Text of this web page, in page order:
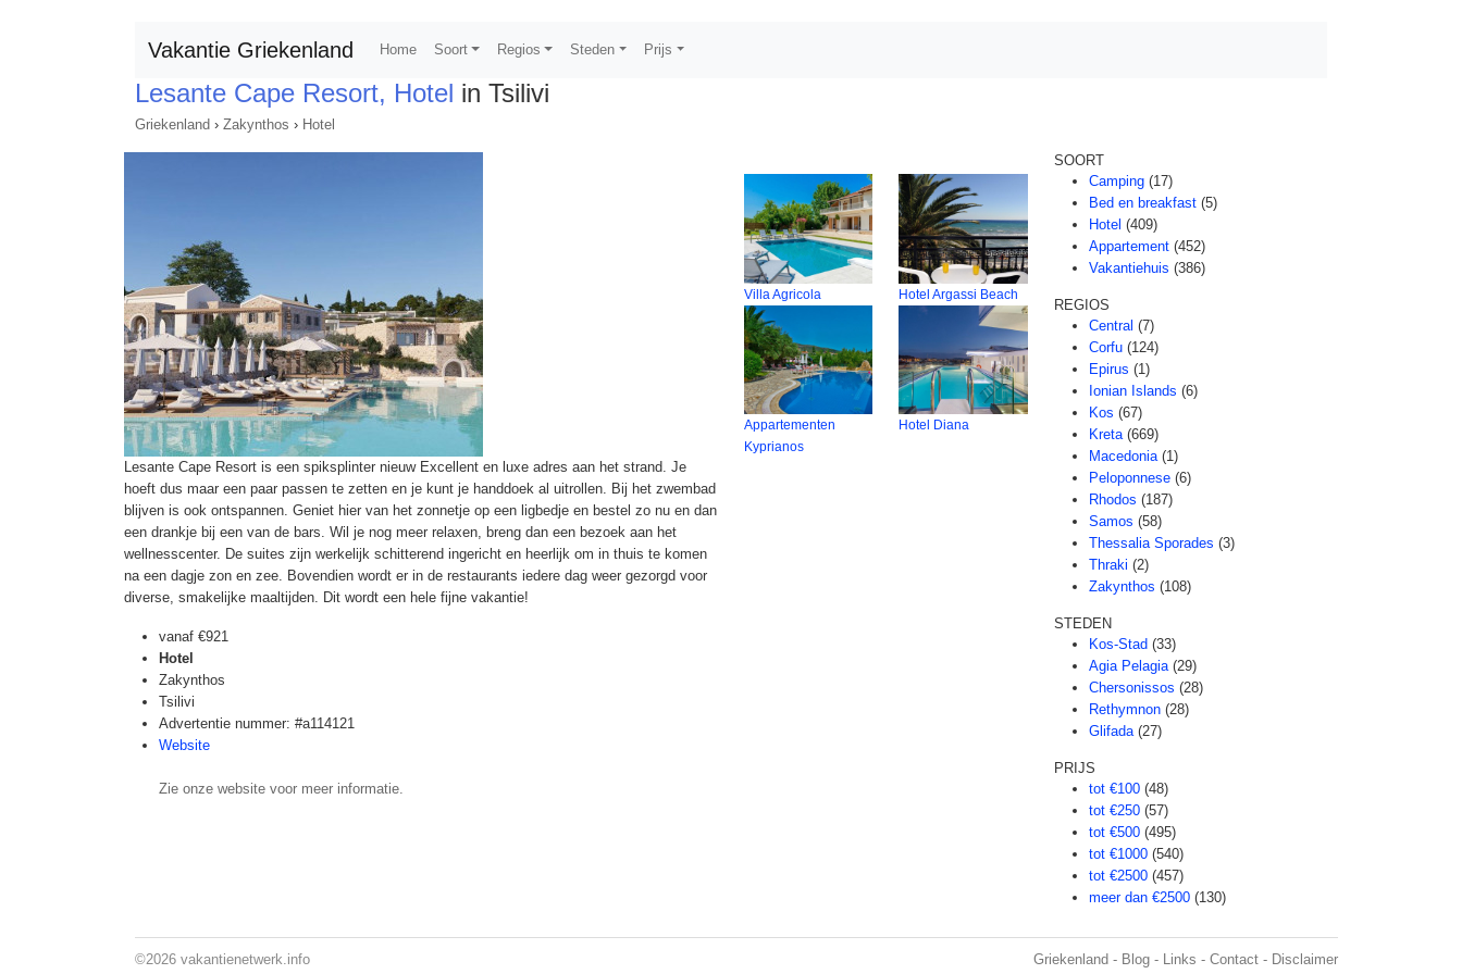
Vakantie Griekenland Home Soort Regios Steden Prijs
Lesante Cape Resort, Hotel in Tsilivi
Griekenland › Zakynthos › Hotel
Lesante Cape Resort is een spiksplinter nieuw Excellent en luxe adres aan het strand. Je
hoeft dus maar een paar passen te zetten en je kunt je handdoek al uitrollen. Bij het zwembad
blijven is ook ontspannen. Geniet hier van het zonnetje op een ligbedje en bestel zo nu en dan
een drankje bij een van de bars. Wil je nog meer relaxen, breng dan een bezoek aan het
wellnesscenter. De suites zijn werkelijk schitterend ingericht en heerlijk om in thuis te komen
na een dagje zon en zee. Bovendien wordt er in de restaurants iedere dag weer gezorgd voor
diverse, smakelijke maaltijden. Dit wordt een hele fijne vakantie!
vanaf €921
Hotel
Zakynthos
Tsilivi
Advertentie nummer: #a114121
Website
Zie onze website voor meer informatie.
Villa Agricola Hotel Argassi Beach
Appartementen
Kyprianos
Hotel Diana
SOORT
Camping (17)
Bed en breakfast (5)
Hotel (409)
Appartement (452)
Vakantiehuis (386)
REGIOS
Central (7)
Corfu (124)
Epirus (1)
Ionian Islands (6)
Kos (67)
Kreta (669)
Macedonia (1)
Peloponnese (6)
Rhodos (187)
Samos (58)
Thessalia Sporades (3)
Thraki (2)
Zakynthos (108)
STEDEN
Kos-Stad (33)
Agia Pelagia (29)
Chersonissos (28)
Rethymnon (28)
Glifada (27)
PRIJS
tot €100 (48)
tot €250 (57)
tot €500 (495)
tot €1000 (540)
tot €2500 (457)
meer dan €2500 (130)
©2026 vakantienetwerk.info Griekenland - Blog - Links - Contact - Disclaimer